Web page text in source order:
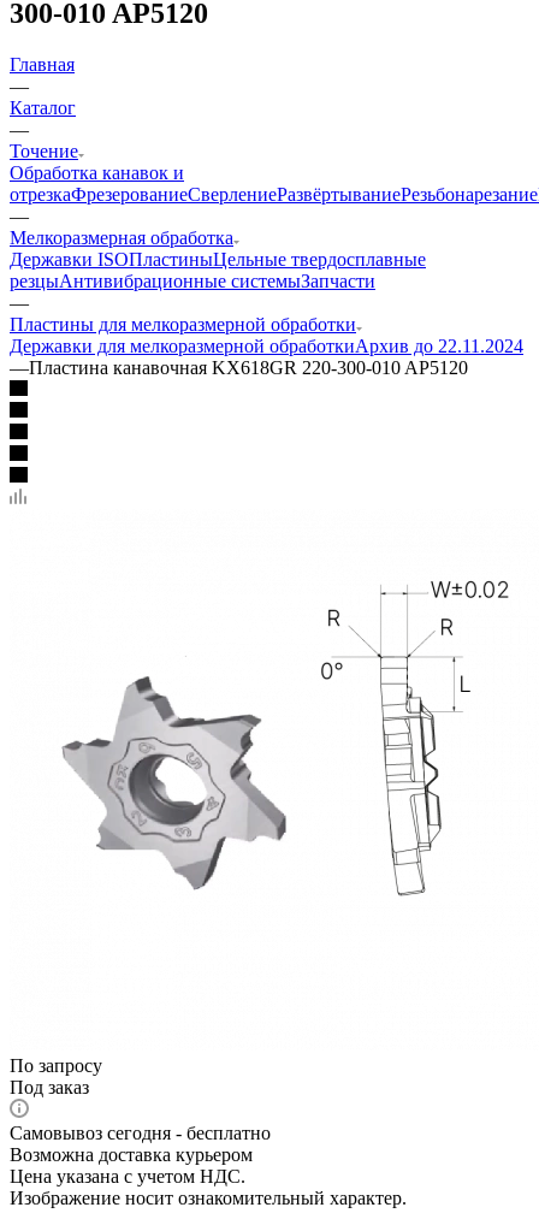
300-010 AP5120
Главная
—
Каталог
—
Точение
Обработка канавок и
отрезкаФрезерованиеСверлениеРазвёртываниеРезьбонарезание
—
Мелкоразмерная обработка
Державки ISOПластиныЦельные твердосплавные
резцыАнтивибрационные системыЗапчасти
—
Пластины для мелкоразмерной обработки
Державки для мелкоразмерной обработкиАрхив до 22.11.2024
—Пластина канавочная KX618GR 220-300-010 AP5120
По запросу
Под заказ
Самовывоз сегодня - бесплатно
Возможна доставка курьером
Цена указана с учетом НДС.
Изображение носит ознакомительный характер.